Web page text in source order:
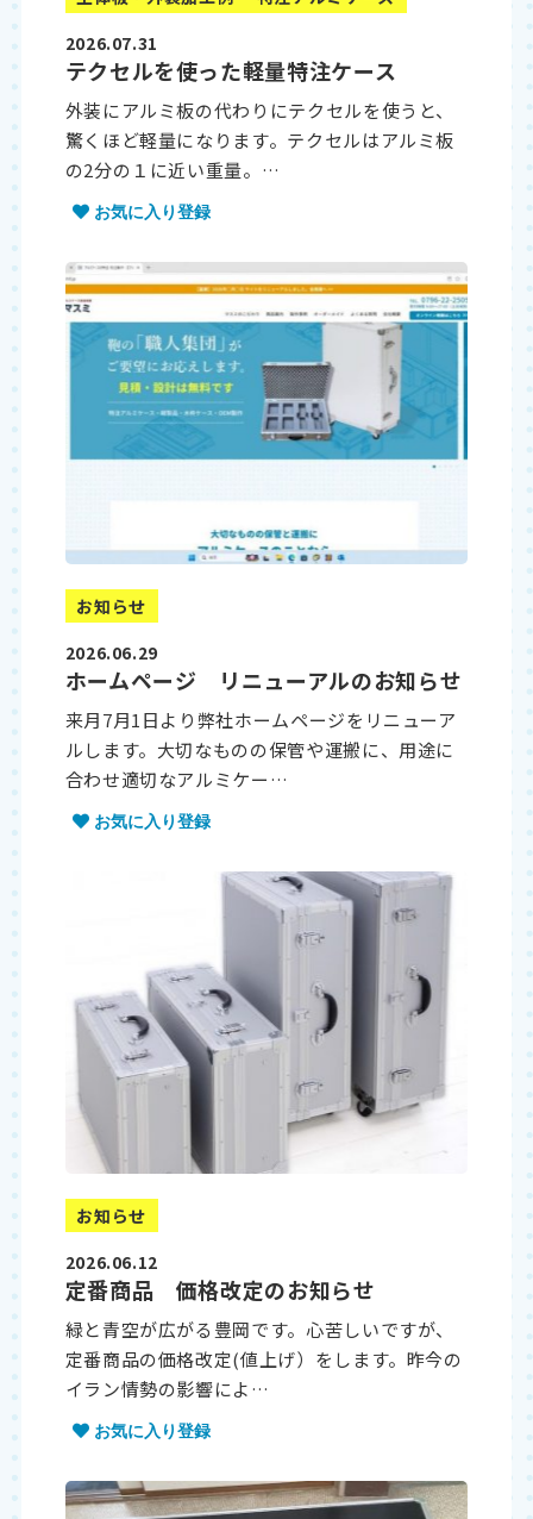
2026.07.31
テクセルを使った軽量特注ケース
外装にアルミ板の代わりにテクセルを使うと、
驚くほど軽量になります。テクセルはアルミ板
の2分の１に近い重量。…
お気に入り登録
お知らせ
2026.06.29
ホームページ リニューアルのお知らせ
来月7月1日より弊社ホームページをリニューア
ルします。大切なものの保管や運搬に、用途に
合わせ適切なアルミケー…
お気に入り登録
お知らせ
2026.06.12
定番商品 価格改定のお知らせ
緑と青空が広がる豊岡です。心苦しいですが、
定番商品の価格改定(値上げ）をします。昨今の
イラン情勢の影響によ…
お気に入り登録